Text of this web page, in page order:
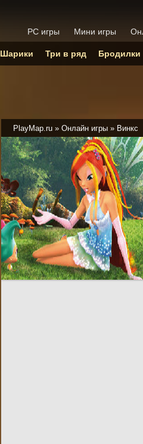
PlayMap.ru » Онлайн игры » Винкс
PC игры Мини игры
Шарики Три в ряд Бродилки